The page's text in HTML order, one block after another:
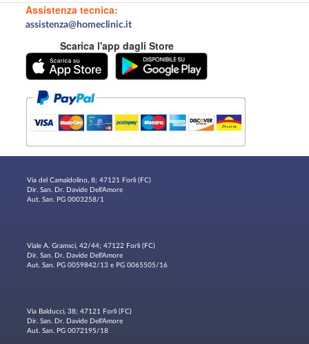
Assistenza tecnica:
assistenza@homeclinic.it
Scarica l'app dagli Store
Via del Camaldolino, 8; 47121 Forlì (FC)
Dir. San. Dr. Davide Dell'Amore
Aut. San. PG 0003258/1
Viale A. Gramsci, 42/44; 47122 Forlì (FC)
Dir. San. Dr. Davide Dell'Amore
Aut. San. PG 0059842/13 e PG 0065505/16
Via Balducci, 38; 47121 Forlì (FC)
Dir. San. Dr. Davide Dell'Amore
Aut. San. PG 0072195/18